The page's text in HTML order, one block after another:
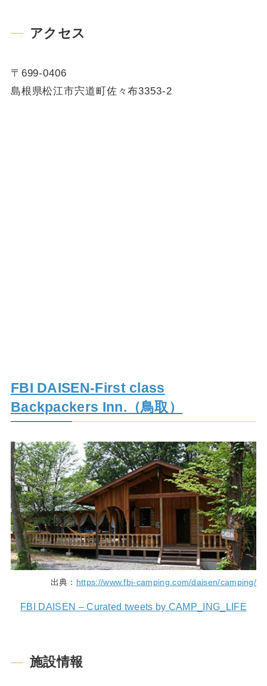
アクセス
〒699-0406
島根県松江市宍道町佐々布3353-2
FBI DAISEN-First class
Backpackers Inn.（鳥取）
出典： https://www.fbi-camping.com/daisen/camping/
FBI DAISEN – Curated tweets by CAMP_ING_LIFE
施設情報